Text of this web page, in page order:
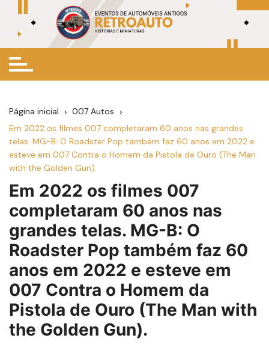
conteúdo
Página inicial
007 Autos
Em 2022 os filmes 007 completaram 60 anos nas grandes
telas. MG-B: O Roadster Pop também faz 60 anos em 2022 e
esteve em 007 Contra o Homem da Pistola de Ouro (The Man
with the Golden Gun).
Em 2022 os filmes 007
completaram 60 anos nas
grandes telas. MG-B: O
Roadster Pop também faz 60
anos em 2022 e esteve em
007 Contra o Homem da
Pistola de Ouro (The Man with
the Golden Gun).